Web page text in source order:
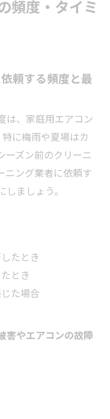
頻度・タイミ
頼する頻度と最
は、家庭用エアコン
に梅雨や夏場はカ
ーズン前のクリーニ
ニング業者に依頼す
ましょう。
たとき
とき
た場合
害やエアコンの故障